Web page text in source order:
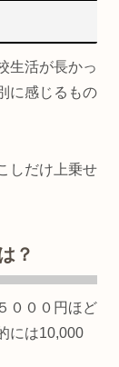
生活が長かっ
に感じるもの
しだけ上乗せ
？
０００円ほど
には10,000